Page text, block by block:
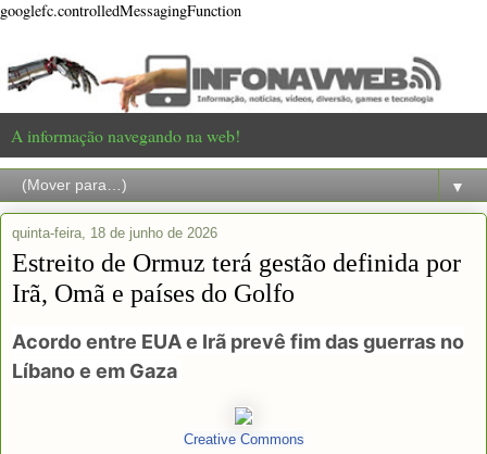
googlefc.controlledMessagingFunction
A informação navegando na web!
▼
quinta-feira, 18 de junho de 2026
Estreito de Ormuz terá gestão definida por
Irã, Omã e países do Golfo
Acordo entre EUA e Irã prevê fim das guerras no
Líbano e em Gaza
Creative Commons